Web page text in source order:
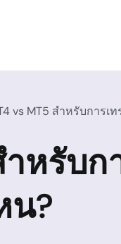
vs MT5 สำหรับการ
ำหรับ
น?